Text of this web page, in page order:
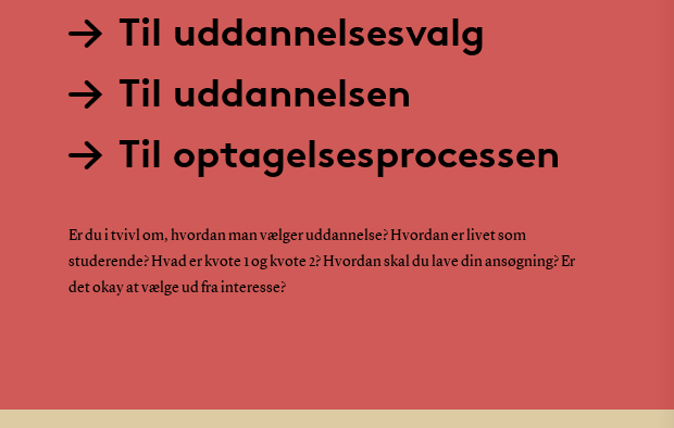
Til uddannelsesvalg
Til uddannelsen
Til optagelsesprocessen
Er du i tvivl om, hvordan man vælger uddannelse? Hvordan er livet som
studerende? Hvad er kvote 1 og kvote 2? Hvordan skal du lave din ansøgning? Er
det okay at vælge ud fra interesse?